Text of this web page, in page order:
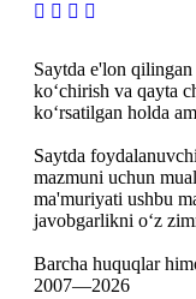
Saytda e'lon
ko‘chirish va qayta
ko‘rsatilgan holda
Saytda
mazmuni uchun
ma'muriyati ushbu
javobgarlikni o‘z
Barcha huquqlar
2007—2026